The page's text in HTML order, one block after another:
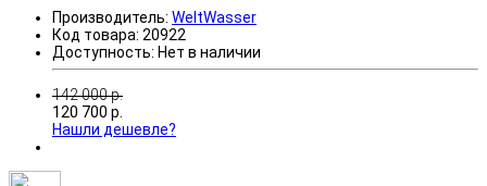
Производитель: WeltWasser
Код товара: 20922
Доступность: Нет в наличии
142 000р.
120 700 р.
Нашли дешевле?